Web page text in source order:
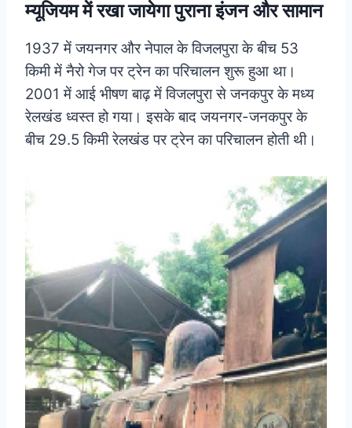
म्यूजियम में रखा जायेगा पुराना इंजन और सामान
1937 में जयनगर और नेपाल के विजलपुरा के बीच 53
किमी में नैरो गेज पर ट्रेन का परिचालन शुरू हुआ था।
2001 में आई भीषण बाढ़ में विजलपुरा से जनकपुर के मध्य
रेलखंड ध्वस्त हो गया। इसके बाद जयनगर-जनकपुर के
बीच 29.5 किमी रेलखंड पर ट्रेन का परिचालन होती थी।